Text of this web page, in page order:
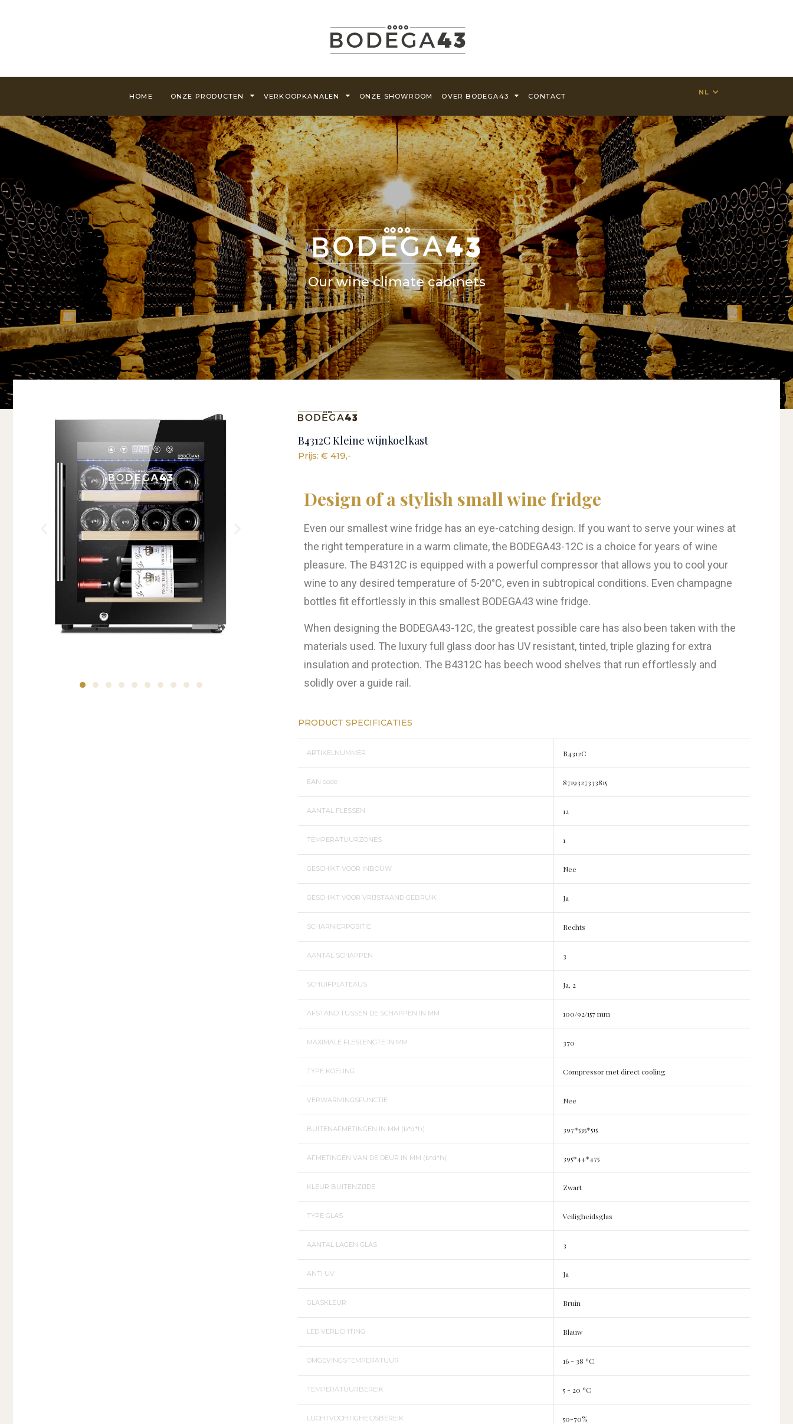
HOME ONZE PRODUCTEN VERKOOPKANALEN ONZE SHOWROOM OVER BODEGA43 CONTACT NL
Our wine climate cabinets
B4312C Kleine wijnkoelkast
Prijs: € 419,-
Design of a stylish small wine fridge
Even our smallest wine fridge has an eye-catching design. If you want to serve your wines at
the right temperature in a warm climate, the BODEGA43-12C is a choice for years of wine
pleasure. The B4312C is equipped with a powerful compressor that allows you to cool your
wine to any desired temperature of 5-20°C, even in subtropical conditions. Even champagne
bottles fit effortlessly in this smallest BODEGA43 wine fridge.
When designing the BODEGA43-12C, the greatest possible care has also been taken with the
materials used. The luxury full glass door has UV resistant, tinted, triple glazing for extra
insulation and protection. The B4312C has beech wood shelves that run effortlessly and
solidly over a guide rail.
PRODUCT SPECIFICATIES
ARTIKELNUMMER B4312C
EAN code 8719327333815
AANTAL FLESSEN 12
TEMPERATUURZONES 1
GESCHIKT VOOR INBOUW Nee
GESCHIKT VOOR VRIJSTAAND GEBRUIK Ja
SCHARNIERPOSITIE Rechts
AANTAL SCHAPPEN 3
SCHUIFPLATEAUS Ja, 2
AFSTAND TUSSEN DE SCHAPPEN IN MM 100/92/157 mm
MAXIMALE FLESLENGTE IN MM 370
TYPE KOELING Compressor met direct cooling
VERWARMINGSFUNCTIE Nee
BUITENAFMETINGEN IN MM (b*d*h) 397*535*515
AFMETINGEN VAN DE DEUR IN MM (b*d*h) 395*44*475
KLEUR BUITENZIJDE Zwart
TYPE GLAS Veiligheidsglas
AANTAL LAGEN GLAS 3
ANTI UV Ja
GLASKLEUR Bruin
LED VERLICHTING Blauw
OMGEVINGSTEMPERATUUR 16 - 38 ºC
TEMPERATUURBEREIK 5 - 20 ºC
LUCHTVOCHTIGHEIDSBEREIK 50-70%